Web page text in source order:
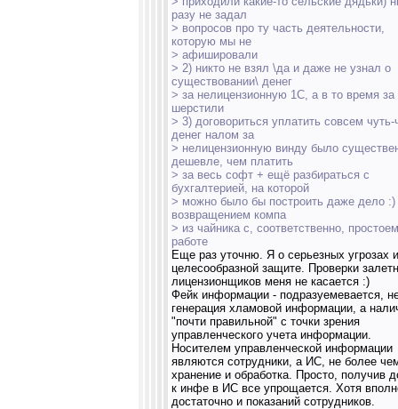
разу не задал
> вопросов про ту часть деятельности,
которую мы не
> афишировали
> 2) никто не взял \да и даже не узнал о
существовании\ денег
> за нелицензионную 1С, а в то время за
шерстили
> 3) договориться уплатить совсем чуть-
денег налом за
> нелицензионную винду было
дешевле, чем платить
> за весь софт + ещё разбираться с
бухгалтерией, на которой
> можно было бы построить даже дело :)
возвращением компа
> из чайника с, соответственно,
работе
Еще раз уточню. Я о серьезных угрозах и
целесообразной защите. Проверки
лицензионщиков меня не касается :)
Фейк информации - подразуемевается,
генерация хламовой информации, а
"почти правильной" с точки зрения
управленческого учета информации.
Носителем управленческой информации
являются сотрудники, а ИС, не более
хранение и обработка. Просто, получив
к инфе в ИС все упрощается. Хотя
достаточно и показаний сотрудников.